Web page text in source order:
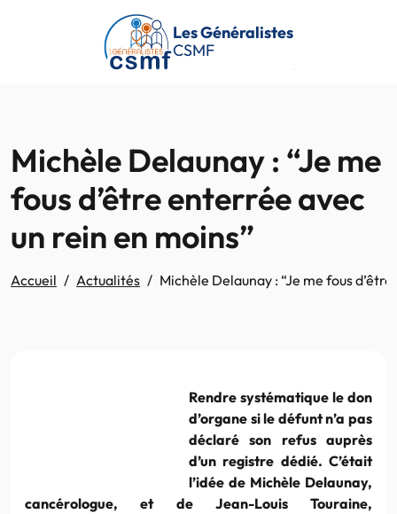
Passer au contenu principal
Les Généralistes
CSMF
Michèle Delaunay : “Je me
fous d’être enterrée avec
un rein en moins”
Accueil Actualités Michèle Delaunay : “Je me fous
Rendre systématique le don
d’organe si le défunt n’a pas
déclaré son refus auprès
d’un registre dédié. C’était
l’idée de Michèle Delaunay,
cancérologue, et de Jean-Louis Touraine,